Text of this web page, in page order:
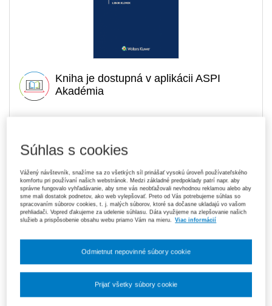
Kniha je dostupná v aplikácii ASPI
Akadémia
Dopredaj- expedujeme ihneď. U vás do 3
prac. dní
119,70 €
Predplatné 6 mesiacov ASPI Akadémia
V predaji
E-kniha je dostupná výhradne prostredníctvom aplikácie ASPI
Akadémia. Čo je ASPI Akadémia?
E-kniha je dostupná výhradne prostredníctvom aplikácie ASPI
Súhlas s cookies
Vážený návštevník, snažíme sa zo všetkých síl prinášať vysokú úroveň používateľského
komfortu pri používaní našich webstránok. Medzi základné predpoklady patrí napr. aby
správne fungovalo vyhľadávanie, aby sme vás neobťažovali nevhodnou reklamou alebo aby
sme mali dostatok podnetov, ako web vylepšovať. Preto od Vás potrebujeme súhlas so
spracovaním súborov cookies, t. j. malých súborov, ktoré sa dočasne ukladajú vo vašom
prehliadači. Vopred ďakujeme za udelenie súhlasu. Dáta využijeme na zlepšovanie našich
služieb a prispôsobenie obsahu webu priamo Vám na mieru.
Viac informácií
Odmietnut nepovinné súbory cookie
Prijať všetky súbory cookie